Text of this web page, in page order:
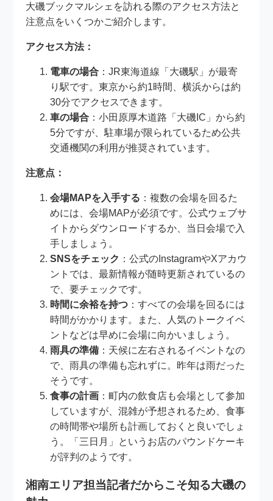
大磯ブックマルシェを訪れる際のアクセス方法と
注意点をいくつかご紹介します。
アクセス方法：
電車の場合 ：JR東海道線「大磯駅」が最寄
り駅です。東京から約1時間、横浜からは約
30分でアクセスできます。
車の場合 ：小田原厚木道路「大磯IC」から約
5分ですが、駐車場が限られているため公共
交通機関の利用が推奨されています。
注意点：
会場MAPを入手する ：複数の会場を回るた
めには、会場MAPが必須です。公式ウェブサ
イトからダウンロードするか、当日会場で入
手しましょう。
SNSをチェック ：公式のInstagramやXアカウ
ントでは、最新情報が随時更新されているの
で、要チェックです。
時間に余裕を持つ ：すべての会場を回るには
時間がかかります。また、人気のトークイベ
ントなどは早めに会場に向かいましょう。
雨具の準備 ：天候に左右されるイベントなの
で、雨具の準備も忘れずに。昨年は雨だった
そうです。
食事の計画 ：町内の飲食店も会場として参加
していますが、混雑が予想されるため、食事
の時間帯や場所も計画しておくと良いでしょ
う。「三日月」というお店のパウンドケーキ
が評判のようです。
湘南エリア担当記者だからこそ知る大磯の